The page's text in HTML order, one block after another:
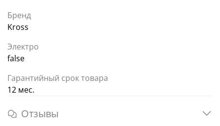
Бренд
Kross
Электро
false
Гарантийный срок товара
12 мес.
Отзывы